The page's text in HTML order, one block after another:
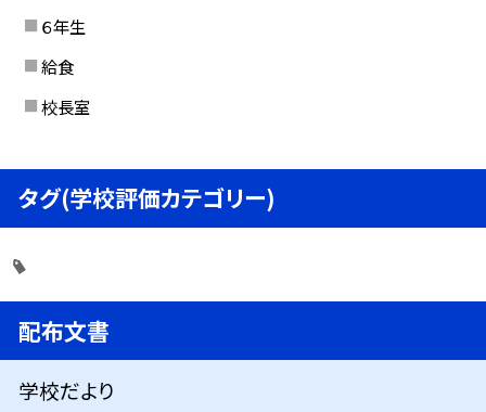
６年生
給食
校長室
タグ(学校評価カテゴリー)
配布文書
学校だより